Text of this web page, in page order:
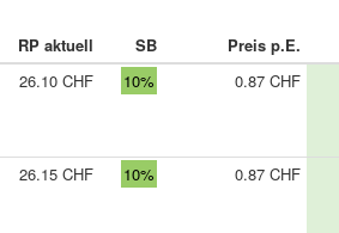
RP aktuell SB Preis p.E.
26.10 CHF 10% 0.87 CHF
26.15 CHF 10% 0.87 CHF